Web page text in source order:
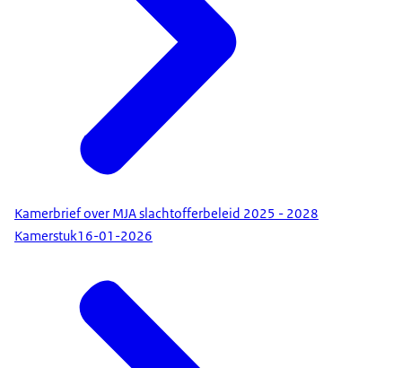
Kamerbrief over MJA slachtofferbeleid 2025 - 2028
Kamerstuk16-01-2026